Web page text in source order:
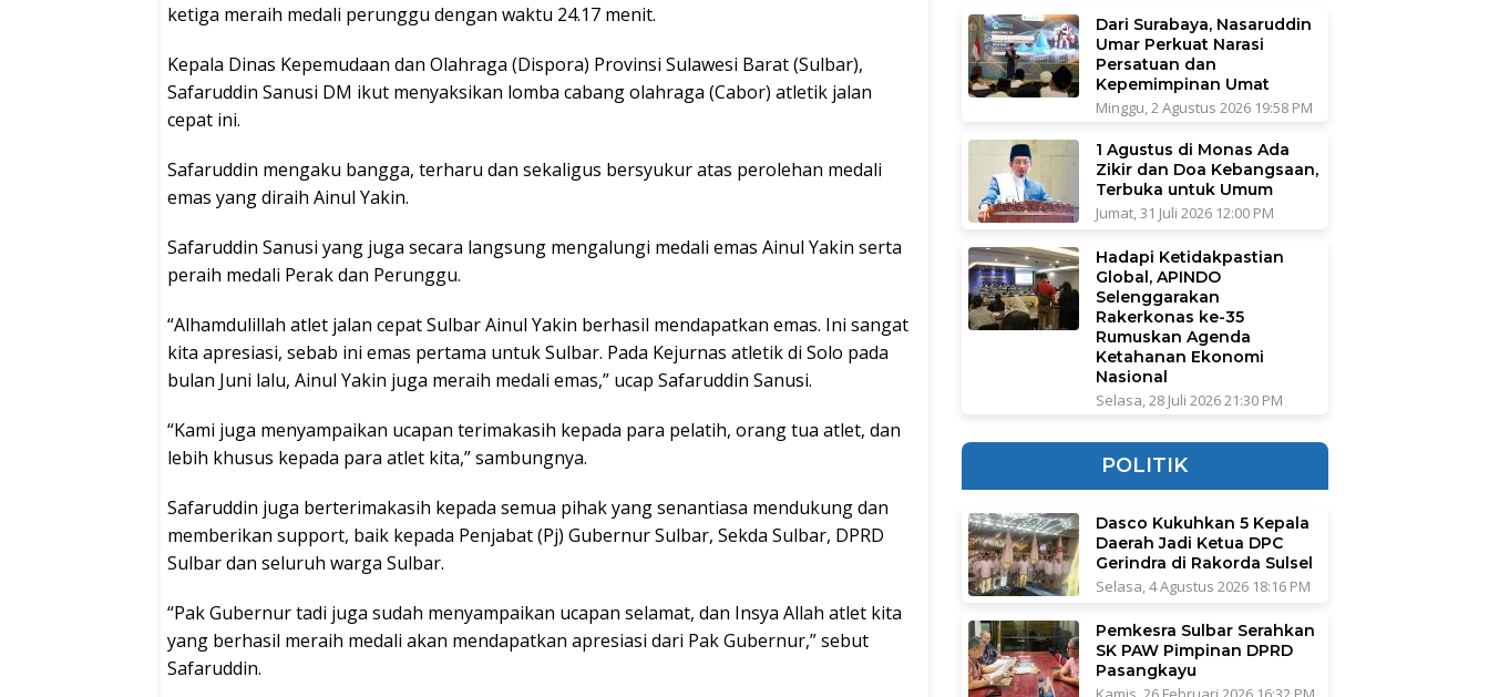
ketiga meraih medali perunggu dengan waktu 24.17 menit.
Kepala Dinas Kepemudaan dan Olahraga (Dispora) Provinsi Sulawesi Barat (Sulbar),
Safaruddin Sanusi DM ikut menyaksikan lomba cabang olahraga (Cabor) atletik jalan
cepat ini.
Safaruddin mengaku bangga, terharu dan sekaligus bersyukur atas perolehan medali
emas yang diraih Ainul Yakin.
Safaruddin Sanusi yang juga secara langsung mengalungi medali emas Ainul Yakin serta
peraih medali Perak dan Perunggu.
“Alhamdulillah atlet jalan cepat Sulbar Ainul Yakin berhasil mendapatkan emas. Ini sangat
kita apresiasi, sebab ini emas pertama untuk Sulbar. Pada Kejurnas atletik di Solo pada
bulan Juni lalu, Ainul Yakin juga meraih medali emas,” ucap Safaruddin Sanusi.
“Kami juga menyampaikan ucapan terimakasih kepada para pelatih, orang tua atlet, dan
lebih khusus kepada para atlet kita,” sambungnya.
Safaruddin juga berterimakasih kepada semua pihak yang senantiasa mendukung dan
memberikan support, baik kepada Penjabat (Pj) Gubernur Sulbar, Sekda Sulbar, DPRD
Sulbar dan seluruh warga Sulbar.
“Pak Gubernur tadi juga sudah menyampaikan ucapan selamat, dan Insya Allah atlet kita
yang berhasil meraih medali akan mendapatkan apresiasi dari Pak Gubernur,” sebut
Safaruddin.
Dari Surabaya, Nasaruddin
Umar Perkuat Narasi
Persatuan dan
Kepemimpinan Umat
Minggu, 2 Agustus 2026 19:58 PM
1 Agustus di Monas Ada
Zikir dan Doa Kebangsaan,
Terbuka untuk Umum
Jumat, 31 Juli 2026 12:00 PM
Hadapi Ketidakpastian
Global, APINDO
Selenggarakan
Rakerkonas ke-35
Rumuskan Agenda
Ketahanan Ekonomi
Nasional
Selasa, 28 Juli 2026 21:30 PM
POLITIK
Dasco Kukuhkan 5 Kepala
Daerah Jadi Ketua DPC
Gerindra di Rakorda Sulsel
Selasa, 4 Agustus 2026 18:16 PM
Pemkesra Sulbar Serahkan
SK PAW Pimpinan DPRD
Pasangkayu